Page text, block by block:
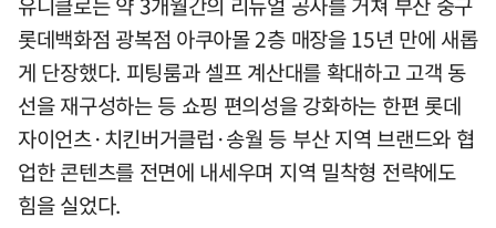
롯데백화점 광복점 아쿠아몰 2층 매장을 15년 만에 새롭
게 단장했다. 피팅룸과 셀프 계산대를 확대하고 고객 동
선을 재구성하는 등 쇼핑 편의성을 강화하는 한편 롯데
자이언츠·치킨버거클럽·송월 등 부산 지역 브랜드와 협
업한 콘텐츠를 전면에 내세우며 지역 밀착형 전략에도
힘을 실었다.